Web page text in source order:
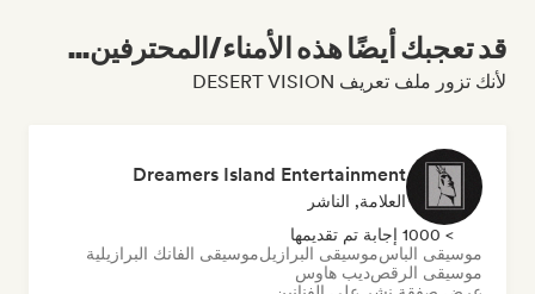
قد تعجبك أيضًا هذه الأمناء/المحترفين...
لأنك تزور ملف تعريف DESERT VISION
Dreamers Island Entertainment
العلامة, الناشر
> 1000 إجابة تم تقديمها
موسيقى الباسموسيقى البرازيلموسيقى الفانك البرازيلية
موسيقى الرقصديب هاوس